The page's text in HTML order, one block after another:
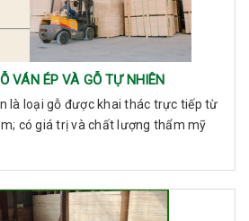
VÁN ÉP VÀ GỖ TỰ NHIÊN
là loại gỗ được khai thác trực tiếp từ
có giá trị và chất lượng thẩm mỹ